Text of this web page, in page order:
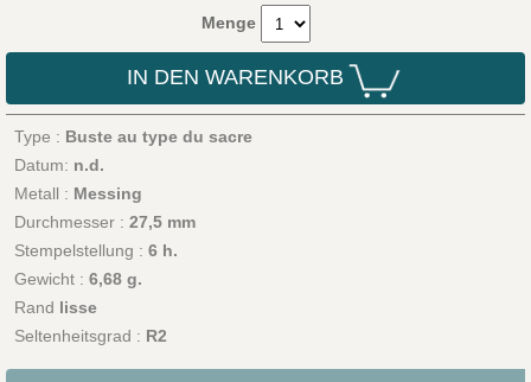
Menge
IN DEN WARENKORB
Type : Buste au type du sacre
Datum: n.d.
Metall : Messing
Durchmesser : 27,5 mm
Stempelstellung : 6 h.
Gewicht : 6,68 g.
Rand lisse
Seltenheitsgrad : R2